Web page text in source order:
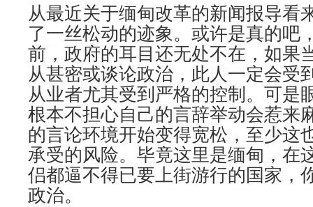
从最近关于缅甸改革的新闻报导看
了一丝松动的迹象。或许是真的吧
前，政府的耳目还无处不在，如果
从甚密或谈论政治，此人一定会受
从业者尤其受到严格的控制。可是
根本不担心自己的言辞举动会惹来
的言论环境开始变得宽松，至少这
承受的风险。毕竟这里是缅甸，在
侣都逼不得已要上街游行的国家，
政治。